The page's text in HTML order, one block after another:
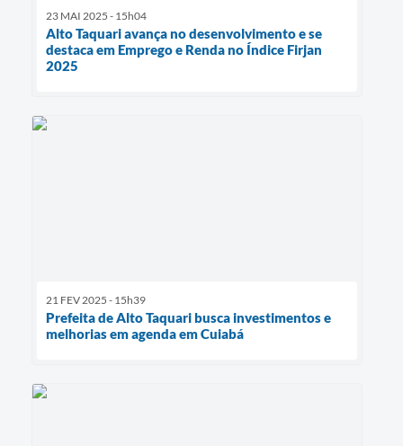
23 MAI 2025 - 15h04
Alto Taquari avança no desenvolvimento e se
destaca em Emprego e Renda no Índice Firjan
2025
21 FEV 2025 - 15h39
Prefeita de Alto Taquari busca investimentos e
melhorias em agenda em Cuiabá